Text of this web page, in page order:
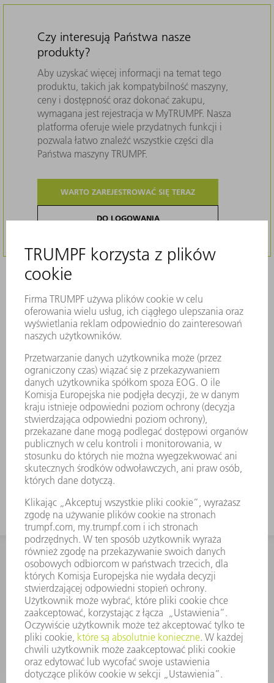
Czy interesują Państwa nasze
produkty?
Aby uzyskać więcej informacji na temat tego
produktu, takich jak kompatybilność maszyny,
ceny i dostępność oraz dokonać zakupu,
wymagana jest rejestracja w MyTRUMPF. Nasza
platforma oferuje wiele przydatnych funkcji i
pozwala łatwo znaleźć wszystkie części dla
Państwa maszyny TRUMPF.
WARTO ZAREJESTROWAĆ SIĘ TERAZ
DO LOGOWANIA
KONTAKT
Dział Części Zamiennych i Narzędzi
48225753936
8.00 - 17.00
czesci.zamienne@trumpf.com